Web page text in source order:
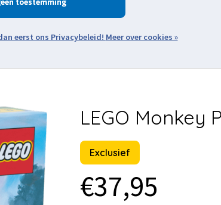
Zoeken
LEGO Monkey
Exclusief
€37,95
Meer over cookies »